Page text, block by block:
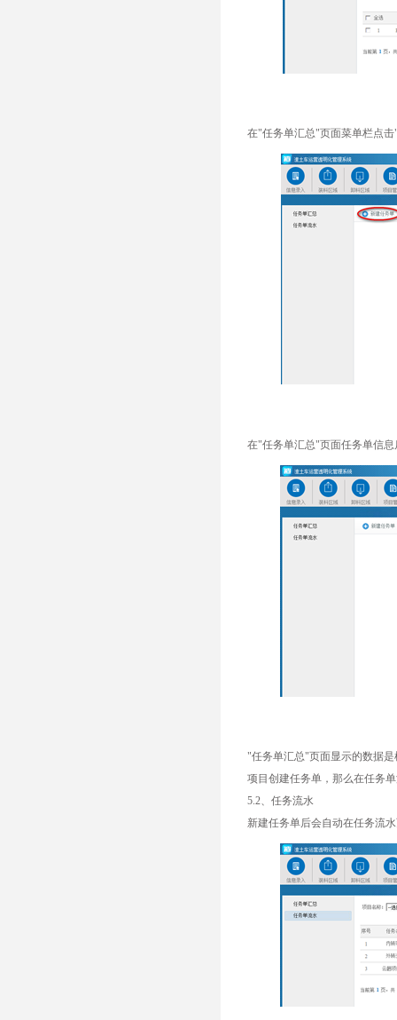
在"任务单汇总"页面菜单栏点
在"任务单汇总"页面任务单信
"任务单汇总"页面显示的数据
项目创建任务单，那么在任务
5.2、任务流水
新建任务单后会自动在任务流